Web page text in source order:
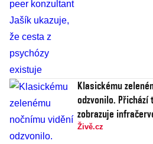
Klasickému
odzvonilo.
zobrazuje
Živě.cz